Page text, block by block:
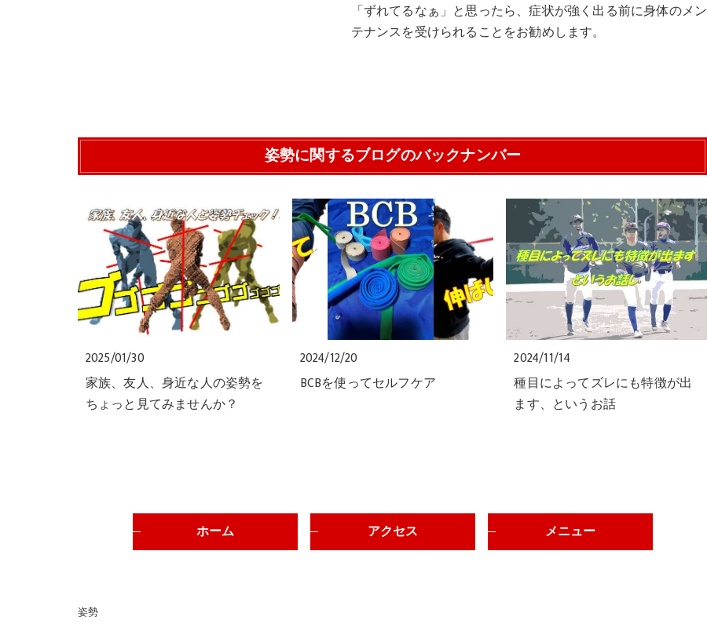
「ずれてるなぁ」と思ったら、症状が強く出る前に身体のメン
テナンスを受けられることをお勧めします。
姿勢に関するブログのバックナンバー
2025/01/30
家族、友人、身近な人の姿勢を
ちょっと見てみませんか？
2024/12/20
BCBを使ってセルフケア
2024/11/14
種目によってズレにも特徴が出
ます、というお話
ホーム アクセス メニュー
姿勢